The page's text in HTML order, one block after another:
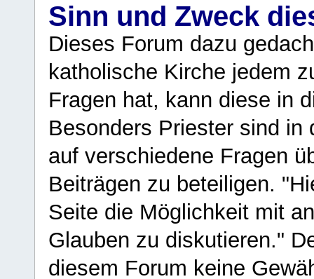
Sinn und Zweck
Dieses Forum dazu
katholische Kirche jedem
Fragen hat, kann diese in
Besonders Priester sind in
auf verschiedene Fragen
Beiträgen zu beteiligen.
Seite die Möglichkeit mit
Glauben zu diskutieren."
diesem Forum keine